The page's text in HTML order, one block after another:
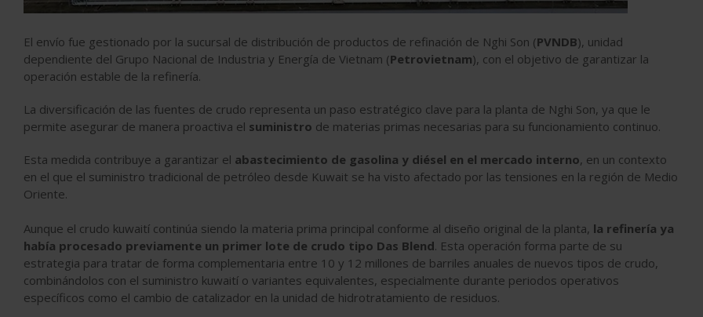
El envío fue gestionado por la sucursal de distribución de productos de refinación de Nghi Son (PVNDB), unidad
dependiente del Grupo Nacional de Industria y Energía de Vietnam (Petrovietnam), con el objetivo de garantizar la
operación estable de la refinería.
La diversificación de las fuentes de crudo representa un paso estratégico clave para la planta de Nghi Son, ya que le
permite asegurar de manera proactiva el suministro de materias primas necesarias para su funcionamiento continuo.
Esta medida contribuye a garantizar el abastecimiento de gasolina y diésel en el mercado interno, en un contexto
en el que el suministro tradicional de petróleo desde Kuwait se ha visto afectado por las tensiones en la región de Medio
Oriente.
Aunque el crudo kuwaití continúa siendo la materia prima principal conforme al diseño original de la planta, la refinería ya
había procesado previamente un primer lote de crudo tipo Das Blend. Esta operación forma parte de su
estrategia para tratar de forma complementaria entre 10 y 12 millones de barriles anuales de nuevos tipos de crudo,
combinándolos con el suministro kuwaití o variantes equivalentes, especialmente durante periodos operativos
específicos como el cambio de catalizador en la unidad de hidrotratamiento de residuos.